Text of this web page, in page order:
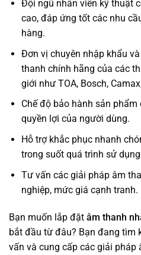
Đội ngũ nhân viên kỹ thuật
cao, đáp ứng tốt các nhu
hàng.
Đơn vị chuyên nhập khẩu
thanh chính hãng của các
giới như TOA, Bosch,
Chế độ bảo hành sản
quyền lợi của người dùng.
Hỗ trợ khắc phục nhanh
trong suốt quá trình sử
Tư vấn các giải pháp âm
nghiệp, mức giá cạnh tranh.
Bạn muốn lắp đặt âm thanh
bắt đầu từ đâu? Bạn đang tìm
vấn và cung cấp các giải pháp